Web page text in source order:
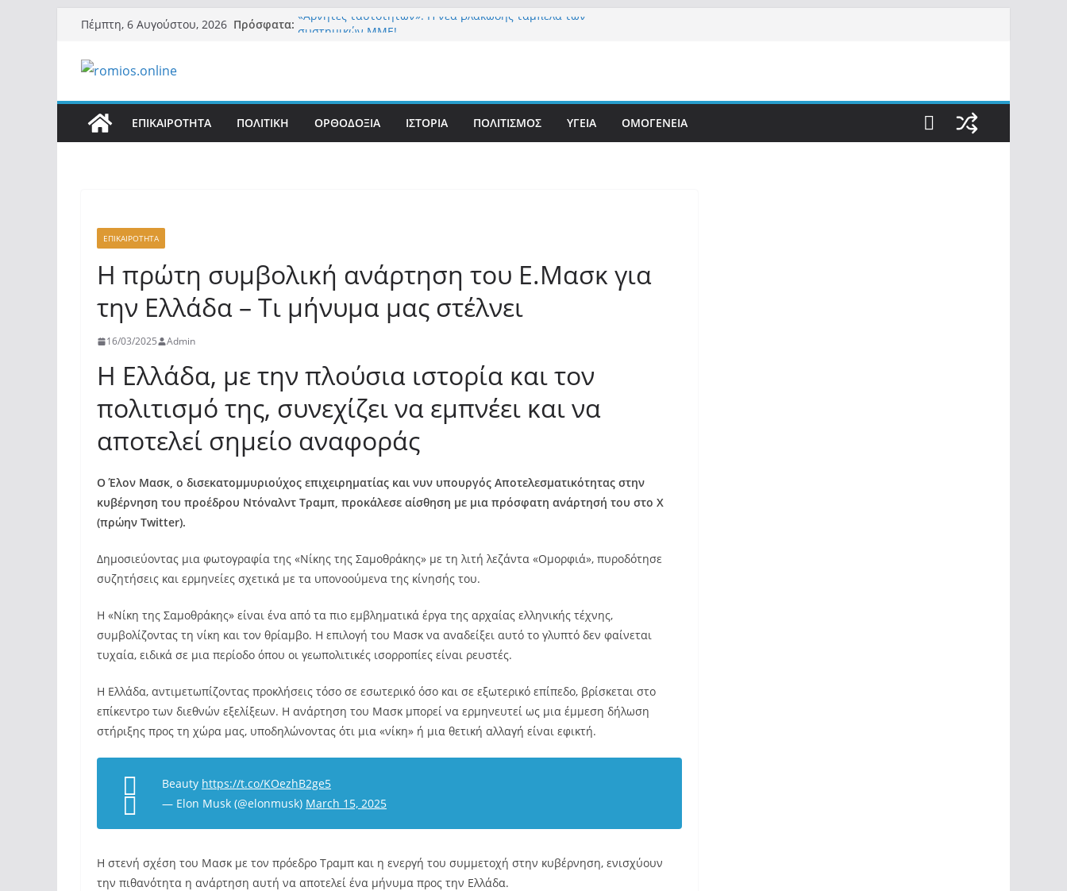
Μετάβαση
περιεχόμενο
Πέμπτη, 6 Αυγούστου, 2026 Πρόσφατα: «Αρνητές ταυτοτήτων»: Η νέα βλακώδης ταμπέλα των
Σύρος: Βρετανίδα τουρίστρια έμεινε σε κώμα 42 ημέρες
μετά από τσίμπημα τσιμπουριού! – Η «μάχη» με τη σπάνια
ΕΠΙΚΑΙΡΟΤΗΤΑ ΠΟΛΙΤΙΚΗ ΟΡΘΟΔΟΞΙΑ ΙΣΤΟΡΙΑ ΠΟΛΙΤΙΣΜΟΣ ΥΓΕΙΑ ΟΜΟΓΕΝΕΙΑ
ΕΠΙΚΑΙΡΟΤΗΤΑ
Η πρώτη συμβολική ανάρτηση του Ε.Μασκ για
την Ελλάδα – Τι μήνυμα μας στέλνει
16/03/2025 Admin
Η Ελλάδα, με την πλούσια ιστορία και τον
πολιτισμό της, συνεχίζει να εμπνέει και να
αποτελεί σημείο αναφοράς
Ο Έλον Μασκ, ο δισεκατομμυριούχος επιχειρηματίας και νυν υπουργός Αποτελεσματικότητας στην
κυβέρνηση του προέδρου Ντόναλντ Τραμπ, προκάλεσε αίσθηση με μια πρόσφατη ανάρτησή του στο Χ
(πρώην Twitter).
Δημοσιεύοντας μια φωτογραφία της «Νίκης της Σαμοθράκης» με τη λιτή λεζάντα «Ομορφιά», πυροδότησε
συζητήσεις και ερμηνείες σχετικά με τα υπονοούμενα της κίνησής του.​
Η «Νίκη της Σαμοθράκης» είναι ένα από τα πιο εμβληματικά έργα της αρχαίας ελληνικής τέχνης,
συμβολίζοντας τη νίκη και τον θρίαμβο. Η επιλογή του Μασκ να αναδείξει αυτό το γλυπτό δεν φαίνεται
τυχαία, ειδικά σε μια περίοδο όπου οι γεωπολιτικές ισορροπίες είναι ρευστές.​
Η Ελλάδα, αντιμετωπίζοντας προκλήσεις τόσο σε εσωτερικό όσο και σε εξωτερικό επίπεδο, βρίσκεται στο
επίκεντρο των διεθνών εξελίξεων. Η ανάρτηση του Μασκ μπορεί να ερμηνευτεί ως μια έμμεση δήλωση
στήριξης προς τη χώρα μας, υποδηλώνοντας ότι μια «νίκη» ή μια θετική αλλαγή είναι εφικτή.
Beauty https://t.co/KOezhB2ge5
— Elon Musk (@elonmusk) March 15, 2025
Η στενή σχέση του Μασκ με τον πρόεδρο Τραμπ και η ενεργή του συμμετοχή στην κυβέρνηση, ενισχύουν
την πιθανότητα η ανάρτηση αυτή να αποτελεί ένα μήνυμα προς την Ελλάδα.